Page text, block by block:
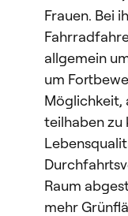
Frauen. Bei
allgemein
um
Möglichkeit,
teilhaben zu
Raum
mehr